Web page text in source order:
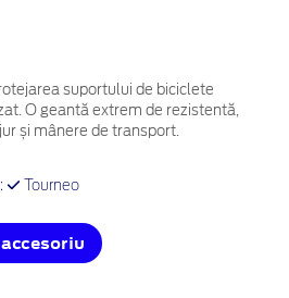
suportului de biciclete
O geantă extrem de rezistentă,
și mânere de transport.
Tourneo